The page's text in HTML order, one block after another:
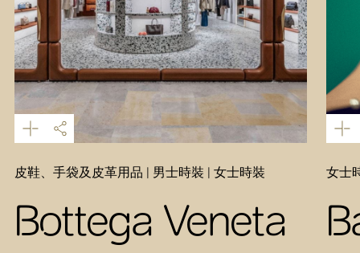
皮鞋、手袋及皮革用品 | 男士時裝 | 女士時裝
Bottega Veneta
女士